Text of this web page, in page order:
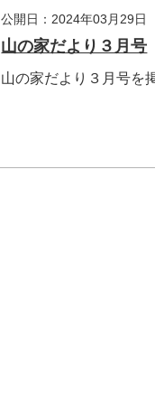
公開日：2024年03月29日
山の家だより３月号
山の家だより３月号を